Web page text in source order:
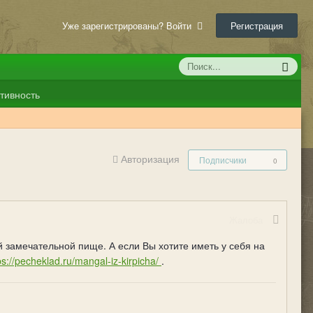
Уже зарегистрированы? Войти Регистрация
Авторизация Подписчики 0
пище. А если Вы хотите иметь у себя на
pecheklad.ru/mangal-iz-kirpicha/ .